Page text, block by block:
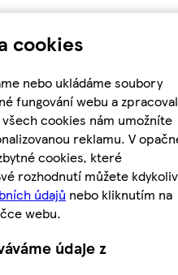
cookies
nebo ukládáme soubory
fungování webu a
cookies nám umožníte
reklamu. V
cookies, které
rozhodnutí můžete kdykoliv
údajů nebo kliknutím na
webu.
údaje z